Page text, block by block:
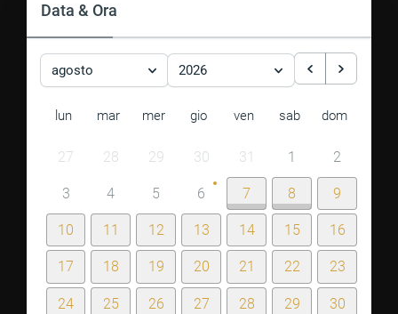
Data & Ora
agosto 2026
lun mar mer gio ven sab dom
27 28 29 30 31 1 2
3 4 5 6 7 8 9
10 11 12 13 14 15 16
17 18 19 20 21 22 23
24 25 26 27 28 29 30